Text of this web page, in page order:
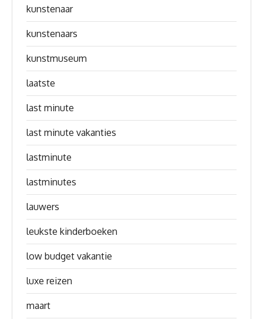
kunstenaar
kunstenaars
kunstmuseum
laatste
last minute
last minute vakanties
lastminute
lastminutes
lauwers
leukste kinderboeken
low budget vakantie
luxe reizen
maart